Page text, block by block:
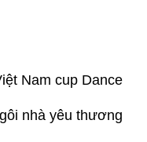
Nam cup Dance
nhà yêu thương